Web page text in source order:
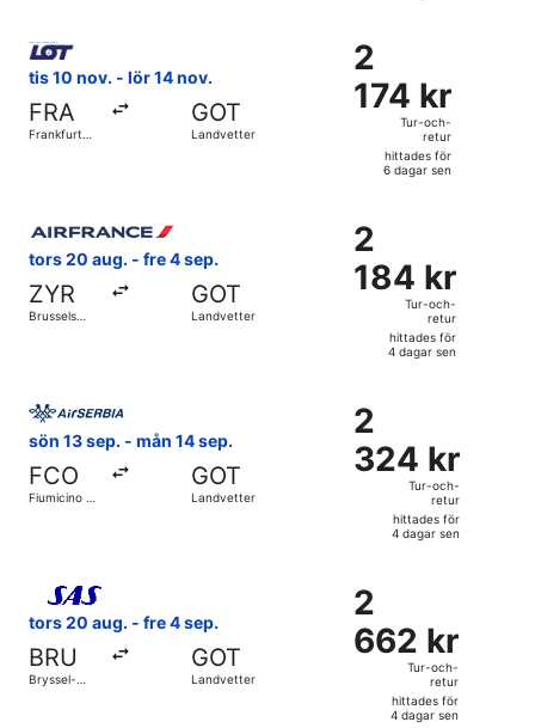
dagar
sen
tis 10 nov. - lör 14 nov.
FRA
Frankfurt
GOT
Landvetter
2
174 kr
Tur-
retur,
hittades
dagar
sen
2
174 kr
Tur-och-
retur
hittades för
6 dagar sen
tors 20 aug. - fre 4 sep.
ZYR
Brussels
GOT
Landvetter
2
184 kr
Tur-
retur,
hittades
dagar
sen
2
184 kr
Tur-och-
retur
hittades för
4 dagar sen
sön 13 sep. - mån 14 sep.
FCO
Fiumicino -
GOT
Landvetter
2
324 kr
Tur-
retur,
hittades
dagar
sen
2
324 kr
Tur-och-
retur
hittades för
4 dagar sen
Välj flyg med Air Serbia, med avresa sön 13 sep. från
tors 20 aug. - fre 4 sep.
BRU
Bryssel-
GOT
Landvetter
2
662 kr
Tur-
retur,
hittades
2
662 kr
Tur-och-
retur
hittades för
4 dagar sen
Välj flyg med Scandinavian Airlines, med avresa tors